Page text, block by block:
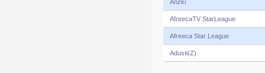
Anzki
AfreecaTV StarLeague
Afreeca Star League
Adusti(Z)